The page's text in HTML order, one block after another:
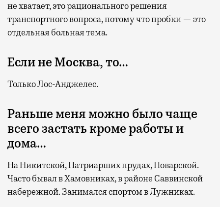
не хватает, это рационального решения
транспортного вопроса, потому что пробки — это
отдельная больная тема.
Если не Москва, то…
Только Лос-Анджелес.
Раньше меня можно было чаще
всего застать кроме работы и
дома…
На Никитской, Патриарших прудах, Поварской.
Часто бывал в Хамовниках, в районе Саввинской
набережной. Занимался спортом в Лужниках.